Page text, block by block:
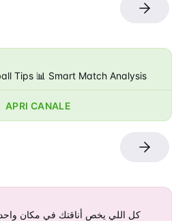
Tips 📊 Smart Match Analysis
APRI CANALE